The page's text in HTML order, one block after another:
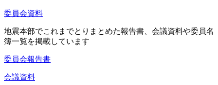
委員会資料
地震本部でこれまでとりまとめた報告書、会議資料や委員名
簿一覧を掲載しています
委員会報告書
会議資料